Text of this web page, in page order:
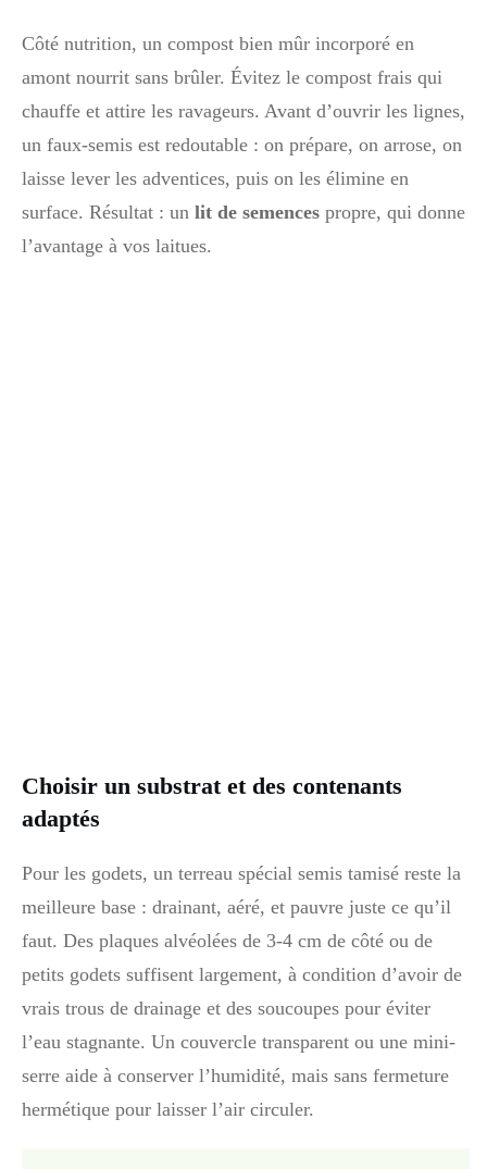
Côté nutrition, un compost bien mûr incorporé en
amont nourrit sans brûler. Évitez le compost frais qui
chauffe et attire les ravageurs. Avant d’ouvrir les lignes,
un faux-semis est redoutable : on prépare, on arrose, on
laisse lever les adventices, puis on les élimine en
surface. Résultat : un lit de semences propre, qui donne
l’avantage à vos laitues.
Choisir un substrat et des contenants
adaptés
Pour les godets, un terreau spécial semis tamisé reste la
meilleure base : drainant, aéré, et pauvre juste ce qu’il
faut. Des plaques alvéolées de 3-4 cm de côté ou de
petits godets suffisent largement, à condition d’avoir de
vrais trous de drainage et des soucoupes pour éviter
l’eau stagnante. Un couvercle transparent ou une mini-
serre aide à conserver l’humidité, mais sans fermeture
hermétique pour laisser l’air circuler.